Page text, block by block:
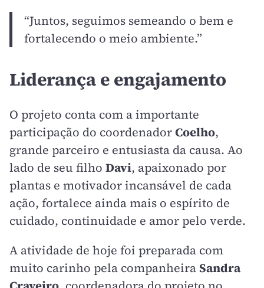
“Juntos, seguimos semeando o bem e
fortalecendo o meio ambiente.”
Liderança e engajamento
O projeto conta com a importante
participação do coordenadorCoelho,
grande parceiro e entusiasta da causa. Ao
lado de seu filho Davi, apaixonado por
plantas e motivador incansável de cada
ação, fortalece ainda mais o espírito de
cuidado, continuidade e amor pelo verde.
A atividade de hoje foi preparada com
muito carinho pela companheiraSandra